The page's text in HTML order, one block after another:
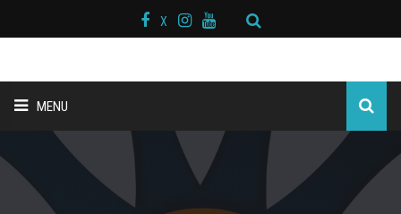
X
MENU
ANA SAYFA
BAŞKAN MESAJI